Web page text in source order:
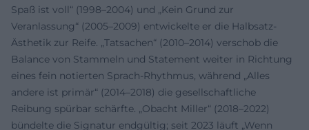
Spaß ist voll“ (1998–2004) und „Kein Grund zur
Veranlassung“ (2005–2009) entwickelte er die Halbsatz-
Ästhetik zur Reife. „Tatsachen“ (2010–2014) verschob die
Balance von Stammeln und Statement weiter in Richtung
eines fein notierten Sprach-Rhythmus, während „Alles
andere ist primär“ (2014–2018) die gesellschaftliche
Reibung spürbar schärfte. „Obacht Miller“ (2018–2022)
bündelte die Signatur endgültig; seit 2023 läuft „Wenn